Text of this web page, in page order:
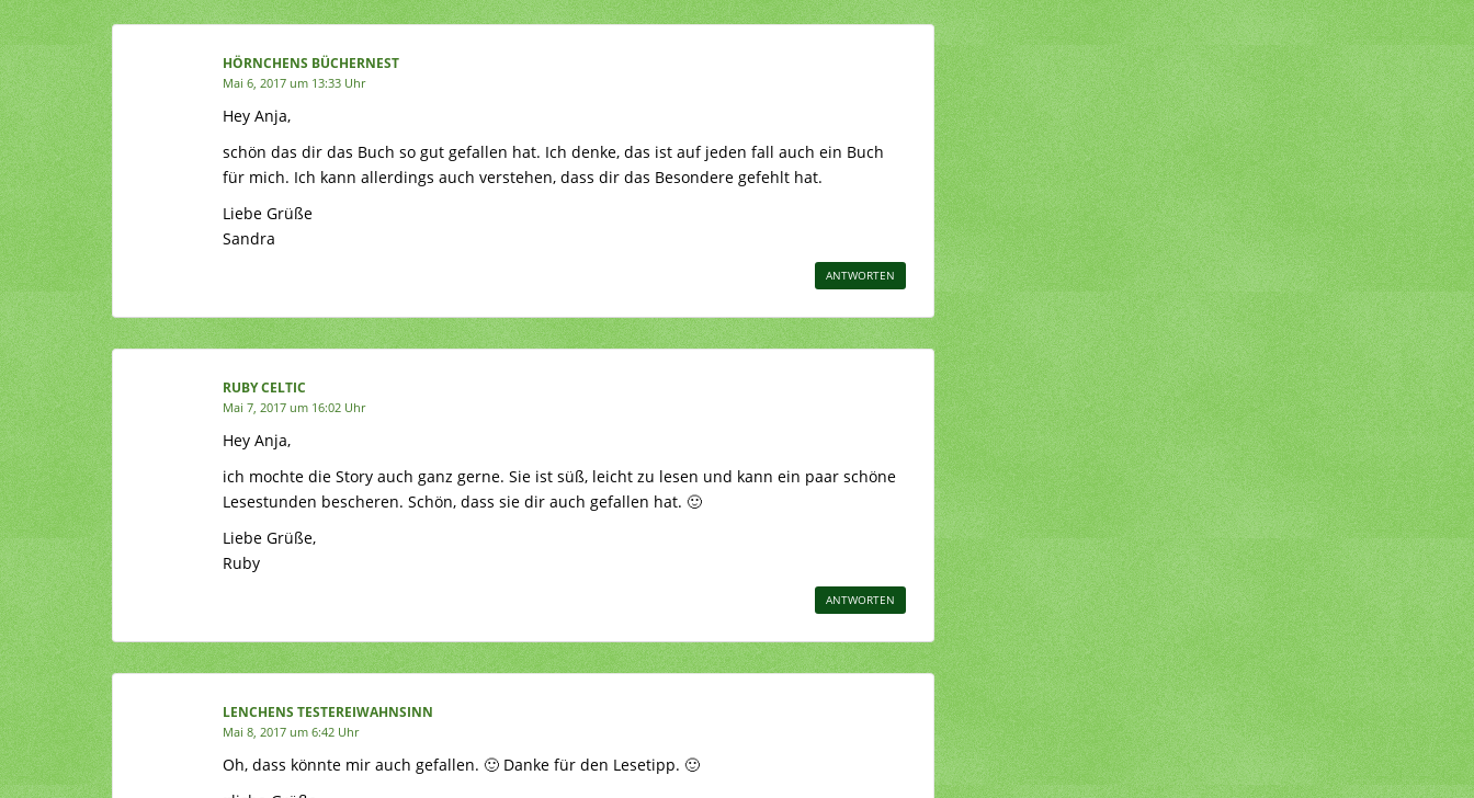
HÖRNCHENS BÜCHERNEST
Mai 6, 2017 um 13:33 Uhr
Hey Anja,
schön das dir das Buch so gut gefallen hat. Ich denke, das ist auf jeden fall auch ein Buch
für mich. Ich kann allerdings auch verstehen, dass dir das Besondere gefehlt hat.
Liebe Grüße
Sandra
ANTWORTEN
RUBY CELTIC
Mai 7, 2017 um 16:02 Uhr
Hey Anja,
ich mochte die Story auch ganz gerne. Sie ist süß, leicht zu lesen und kann ein paar schöne
Lesestunden bescheren. Schön, dass sie dir auch gefallen hat. 🙂
Liebe Grüße,
Ruby
ANTWORTEN
LENCHENS TESTEREIWAHNSINN
Mai 8, 2017 um 6:42 Uhr
Oh, dass könnte mir auch gefallen. 🙂 Danke für den Lesetipp. 🙂